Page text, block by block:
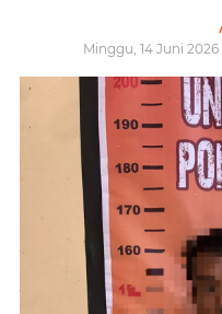
Minggu, 14 Juni 2026